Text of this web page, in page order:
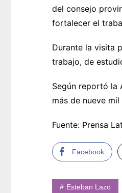
del consejo
fortalecer el
Durante la visita
trabajo, de
Según reportó la
más de nueve
Fuente: Prensa
Facebook
Esteban Lazo